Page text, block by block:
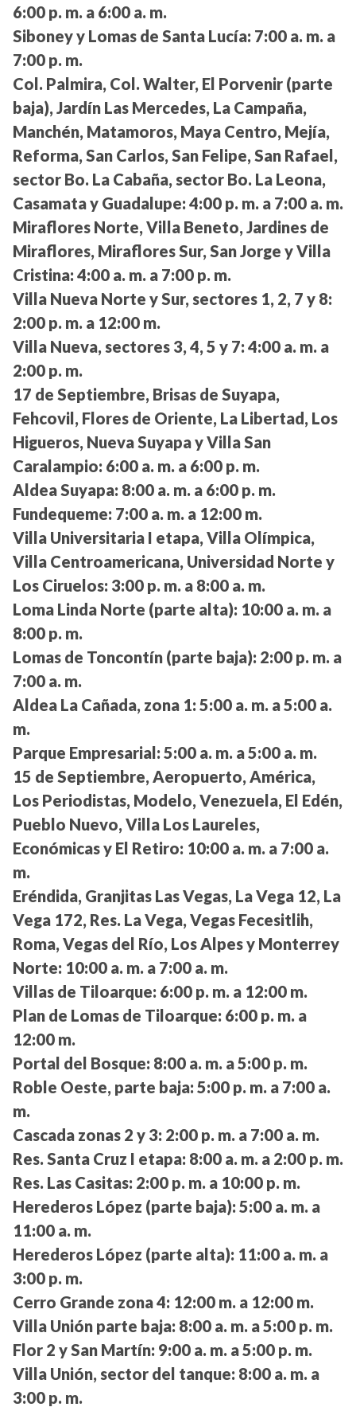
6:00 p. m. a 6:00 a. m.
Siboney y Lomas de Santa Lucía: 7:00 a. m. a
7:00 p. m.
Col. Palmira, Col. Walter, El Porvenir (parte
baja), Jardín Las Mercedes, La Campaña,
Manchén, Matamoros, Maya Centro, Mejía,
Reforma, San Carlos, San Felipe, San Rafael,
sector Bo. La Cabaña, sector Bo. La Leona,
Casamata y Guadalupe: 4:00 p. m. a 7:00 a. m.
Miraflores Norte, Villa Beneto, Jardines de
Miraflores, Miraflores Sur, San Jorge y Villa
Cristina: 4:00 a. m. a 7:00 p. m.
Villa Nueva Norte y Sur, sectores 1, 2, 7 y 8:
2:00 p. m. a 12:00 m.
Villa Nueva, sectores 3, 4, 5 y 7: 4:00 a. m. a
2:00 p. m.
17 de Septiembre, Brisas de Suyapa,
Fehcovil, Flores de Oriente, La Libertad, Los
Higueros, Nueva Suyapa y Villa San
Caralampio: 6:00 a. m. a 6:00 p. m.
Aldea Suyapa: 8:00 a. m. a 6:00 p. m.
Fundequeme: 7:00 a. m. a 12:00 m.
Villa Universitaria I etapa, Villa Olímpica,
Villa Centroamericana, Universidad Norte y
Los Ciruelos: 3:00 p. m. a 8:00 a. m.
Loma Linda Norte (parte alta): 10:00 a. m. a
8:00 p. m.
Lomas de Toncontín (parte baja): 2:00 p. m. a
7:00 a. m.
Aldea La Cañada, zona 1: 5:00 a. m. a 5:00 a.
m.
Parque Empresarial: 5:00 a. m. a 5:00 a. m.
15 de Septiembre, Aeropuerto, América,
Los Periodistas, Modelo, Venezuela, El Edén,
Pueblo Nuevo, Villa Los Laureles,
Económicas y El Retiro: 10:00 a. m. a 7:00 a.
m.
Eréndida, Granjitas Las Vegas, La Vega 12, La
Vega 172, Res. La Vega, Vegas Fecesitlih,
Roma, Vegas del Río, Los Alpes y Monterrey
Norte: 10:00 a. m. a 7:00 a. m.
Villas de Tiloarque: 6:00 p. m. a 12:00 m.
Plan de Lomas de Tiloarque: 6:00 p. m. a
12:00 m.
Portal del Bosque: 8:00 a. m. a 5:00 p. m.
Roble Oeste, parte baja: 5:00 p. m. a 7:00 a.
m.
Cascada zonas 2 y 3: 2:00 p. m. a 7:00 a. m.
Res. Santa Cruz I etapa: 8:00 a. m. a 2:00 p. m.
Res. Las Casitas: 2:00 p. m. a 10:00 p. m.
Herederos López (parte baja): 5:00 a. m. a
11:00 a. m.
Herederos López (parte alta): 11:00 a. m. a
3:00 p. m.
Cerro Grande zona 4: 12:00 m. a 12:00 m.
Villa Unión parte baja: 8:00 a. m. a 5:00 p. m.
Flor 2 y San Martín: 9:00 a. m. a 5:00 p. m.
Villa Unión, sector del tanque: 8:00 a. m. a
3:00 p. m.